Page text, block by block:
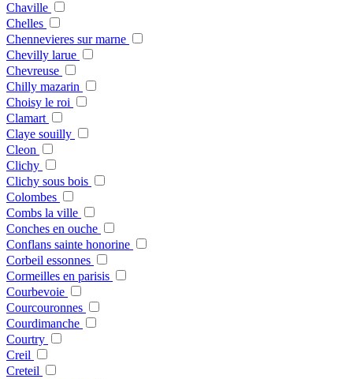
Chaville
Chelles
Chennevieres sur marne
Chevilly larue
Chevreuse
Chilly mazarin
Choisy le roi
Clamart
Claye souilly
Cleon
Clichy
Clichy sous bois
Colombes
Combs la ville
Conches en ouche
Conflans sainte honorine
Corbeil essonnes
Cormeilles en parisis
Courbevoie
Courcouronnes
Courdimanche
Courtry
Creil
Creteil